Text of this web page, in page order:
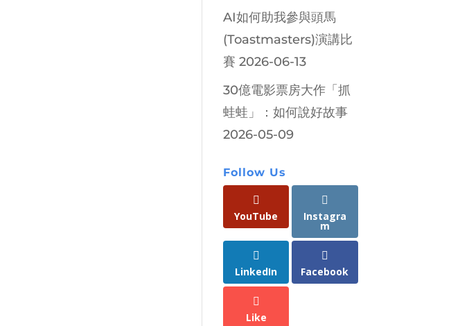
AI如何助我參與頭馬
(Toastmasters)演講比
賽 2026-06-13
30億電影票房大作「抓
蛙蛙」：如何說好故事
2026-05-09
Follow Us
YouTube Instagra
m
LinkedIn Facebook
Like